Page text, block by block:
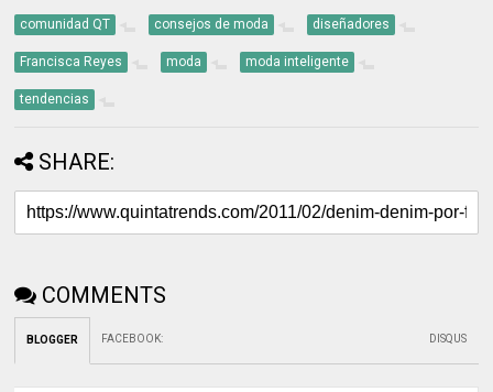
comunidad QT consejos de moda diseñadores
Francisca Reyes moda moda inteligente
tendencias
SHARE:
COMMENTS
BLOGGER FACEBOOK: DISQUS